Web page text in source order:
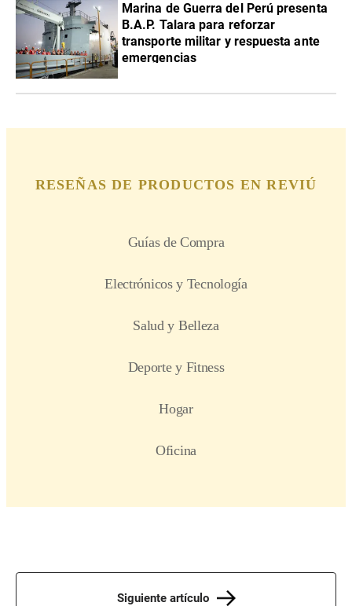
Marina de Guerra del Perú presenta
B.A.P. Talara para reforzar
transporte militar y respuesta ante
emergencias
Siguiente artículo